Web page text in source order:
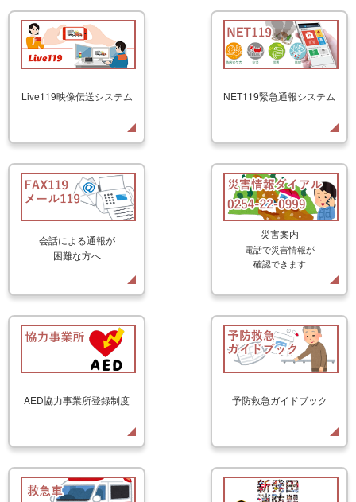
Live119映像伝送システム NET119緊急通報システム
会話による通報が
困難な方へ
災害案内
電話で災害情報が
確認できます
AED協力事業所登録制度 予防救急ガイドブック